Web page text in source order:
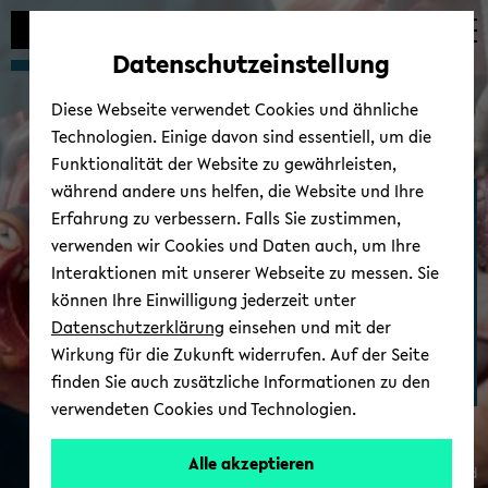
Automatische
vermeiden
zum
wechseln
zum
wechseln
zum
wechseln
Medizinische Fakul­tät
OWL
© Uni­ver­si­tät Bie­le­feld
Datenschutzeinstellung
Diese Webseite verwendet Cookies und ähnliche
Technologien. Einige davon sind essentiell, um die
Funktionalität der Website zu gewährleisten,
während andere uns helfen, die Website und Ihre
Erfahrung zu verbessern. Falls Sie zustimmen,
verwenden wir Cookies und Daten auch, um Ihre
Interaktionen mit unserer Webseite zu messen. Sie
können Ihre Einwilligung jederzeit unter
Datenschutzerklärung einsehen und mit der
Wirkung für die Zukunft widerrufen. Auf der Seite
finden Sie auch zusätzliche Informationen zu den
verwendeten Cookies und Technologien.
Alle akzeptieren